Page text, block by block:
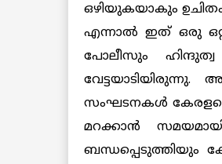
ഒഴിയുകയാകും
എന്നാല്‍ ഇത് ഒരു
പോലീസും
സംഘടനകള്‍
മറക്കാന്‍
ബന്ധപ്പെടുത്തിയും